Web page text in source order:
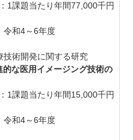
1課題当たり年間77,000千円
和4～6年度
技術開発に関する研究
な医用イメージング技術の
1課題当たり年間15,000千円
和4～6年度